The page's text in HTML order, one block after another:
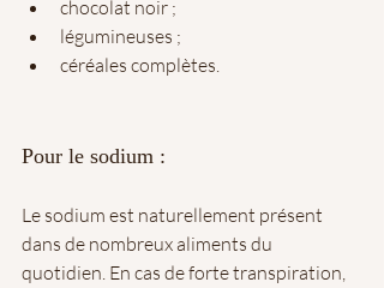
chocolat noir ;
légumineuses ;
céréales complètes.
Pour le sodium :
Le sodium est naturellement présent
dans de nombreux aliments du
quotidien. En cas de forte transpiration,